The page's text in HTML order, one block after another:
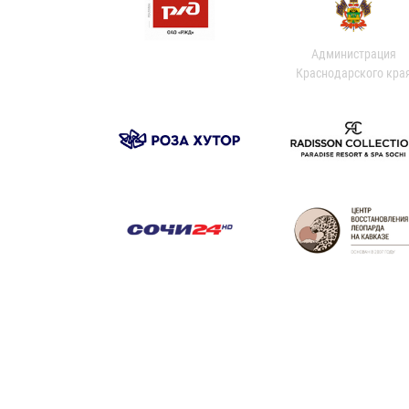
Администрация
Краснодарского